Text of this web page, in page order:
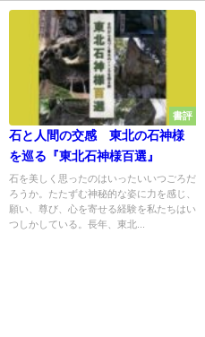
書評
石と人間の交感 東北の石神様
を巡る『東北石神様百選』
石を美しく思ったのはいったいいつごろだ
ろうか。たたずむ神秘的な姿に力を感じ、
願い、尊び、心を寄せる経験を私たちはい
つしかしている。長年、東北...